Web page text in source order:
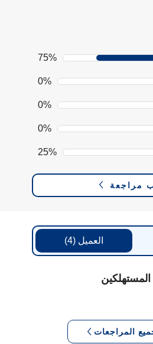
75%
0%
0%
0%
25%
مراجعة
العميل (4)
المراجعات